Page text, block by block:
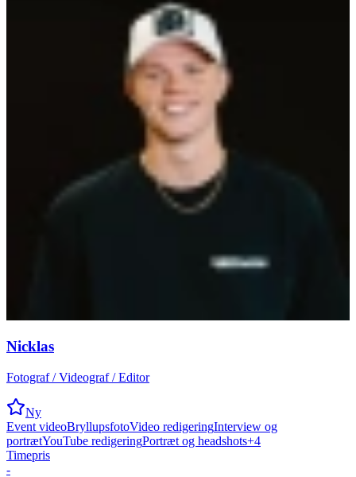
Nicklas
Fotograf / Videograf / Editor
Ny
Event videoBryllupsfotoVideo redigeringInterview og
portrætYouTube redigeringPortræt og headshots+4
Timepris
-